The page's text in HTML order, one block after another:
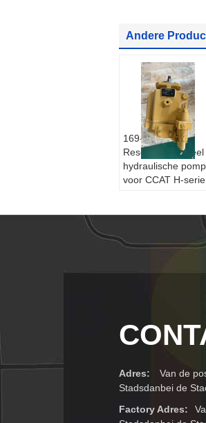
Andere
169-4882
Reserveonderdeel
hydraulische pomp
voor CCAT H-serie
Adres:
Van de
Stadsdanbei de
Factory Adres: